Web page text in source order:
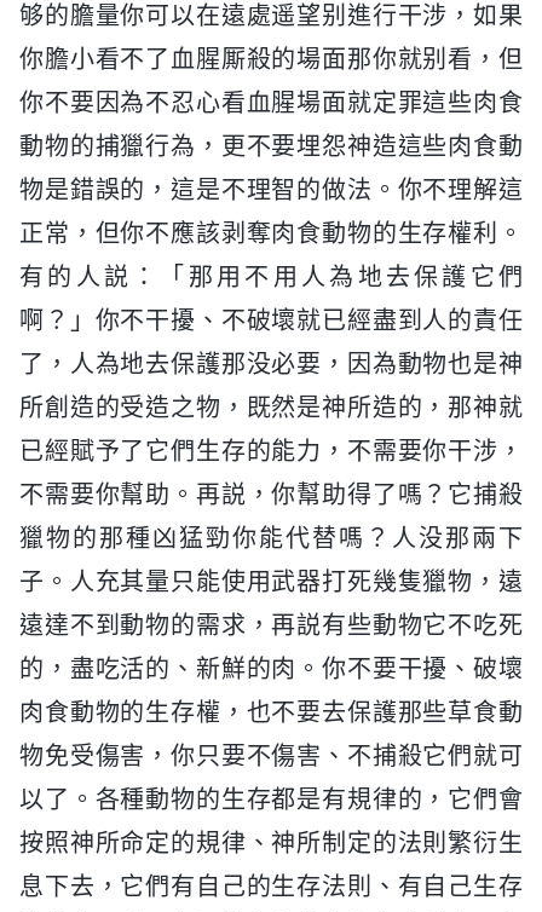
够的膽量你可以在遠處遥望别進行干涉，如果
你膽小看不了血腥厮殺的場面那你就别看，但
你不要因為不忍心看血腥場面就定罪這些肉食
動物的捕獵行為，更不要埋怨神造這些肉食動
物是錯誤的，這是不理智的做法。你不理解這
正常，但你不應該剥奪肉食動物的生存權利。
有的人説：「那用不用人為地去保護它們
啊？」你不干擾、不破壞就已經盡到人的責任
了，人為地去保護那没必要，因為動物也是神
所創造的受造之物，既然是神所造的，那神就
已經賦予了它們生存的能力，不需要你干涉，
不需要你幫助。再説，你幫助得了嗎？它捕殺
獵物的那種凶猛勁你能代替嗎？人没那兩下
子。人充其量只能使用武器打死幾隻獵物，遠
遠達不到動物的需求，再説有些動物它不吃死
的，盡吃活的、新鮮的肉。你不要干擾、破壞
肉食動物的生存權，也不要去保護那些草食動
物免受傷害，你只要不傷害、不捕殺它們就可
以了。各種動物的生存都是有規律的，它們會
按照神所命定的規律、神所制定的法則繁衍生
息下去，它們有自己的生存法則、有自己生存